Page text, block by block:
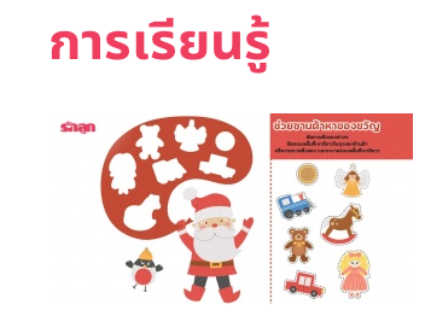
การเรียนรู้